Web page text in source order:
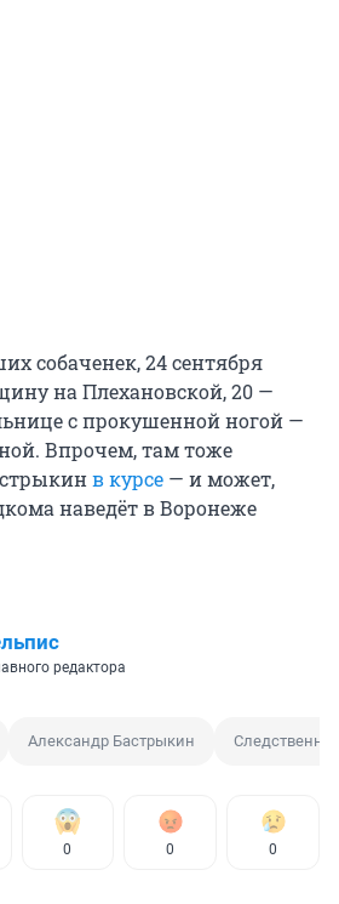
собаченек, 24 сентября
на Плехановской, 20 —
с прокушенной ногой —
Впрочем, там тоже
в курсе — и может,
наведёт в Воронеже
редактора
Александр Бастрыкин
0 0 0